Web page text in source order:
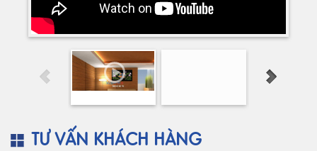
TƯ VẤN KHÁCH HÀNG